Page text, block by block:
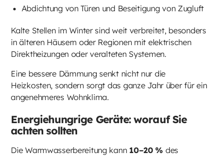
Abdichtung von Türen und Beseitigung von Zugluft
Kalte Stellen im Winter sind weit verbreitet, besonders
in älteren Häusern oder Regionen mit elektrischen
Direktheizungen oder veralteten Systemen.
Eine bessere Dämmung senkt nicht nur die
Heizkosten, sondern sorgt das ganze Jahr über für ein
angenehmeres Wohnklima.
Energiehungrige Geräte: worauf Sie
achten sollten
Die Warmwasserbereitung kann 10–20 % des